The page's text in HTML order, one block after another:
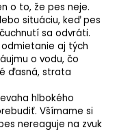
o to, že pes neje.
situáciu, keď pes
sa odvráti.
aj tých
o vodu, čo
ďasná, strata
hlbokého
Všímame si
nereaguje na zvuk